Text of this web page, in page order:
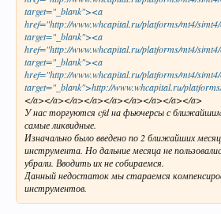
target="_blank"><a
href="http://www.whcapital.ru/platforms/mt4/
target="_blank"><a
href="http://www.whcapital.ru/platforms/mt4/
target="_blank"><a
href="http://www.whcapital.ru/platforms/mt4/
target="_blank">http://www.whcapital.ru/
</a></a></a></a></a></a></a></a></a>
У нас торгуются cfd на фьючерсы с
самые ликвидные.
Изначально было введено по 2 ближайших
инструмента. Но дальние месяца не
убрали. Вводить их не собираемся.
Данный недостаток мы стараемся
инструментов.